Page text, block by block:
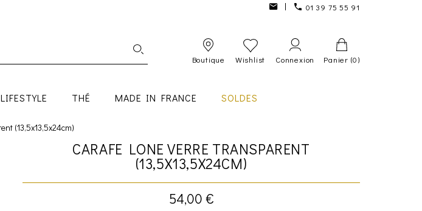
01 39 75 55 91
Boutique Wishlist Connexion Panier (0)
LIFESTYLE THÉ MADE IN FRANCE SOLDES
(13,5x13,5x24cm)
CARAFE LONE VERRE TRANSPARENT
(13,5X13,5X24CM)
54,00 €